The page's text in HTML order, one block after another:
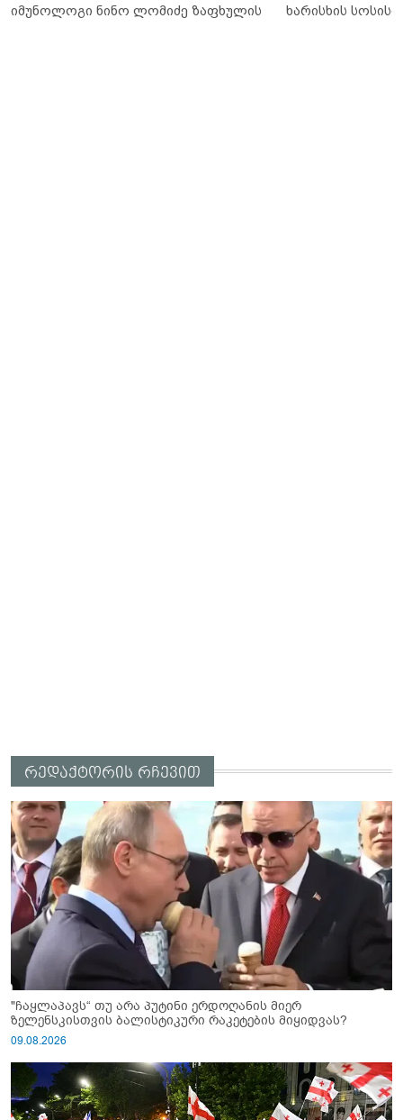
იმუნოლოგი ნინო ლომიძე ზაფხულის
ხარისხის სოსისი
რედაქტორის რჩევით
"ჩაყლაპავს“ თუ არა პუტინი ერდოღანის მიერ
ზელენსკისთვის ბალისტიკური რაკეტების მიყიდვას?
09.08.2026